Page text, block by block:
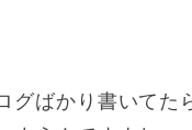
グばかり書いてた